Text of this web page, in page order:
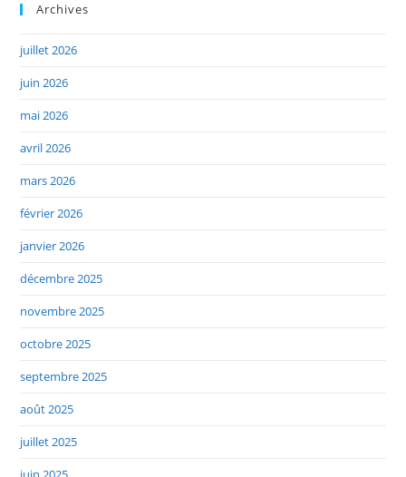
Archives
juillet 2026
juin 2026
mai 2026
avril 2026
mars 2026
février 2026
janvier 2026
décembre 2025
novembre 2025
octobre 2025
septembre 2025
août 2025
juillet 2025